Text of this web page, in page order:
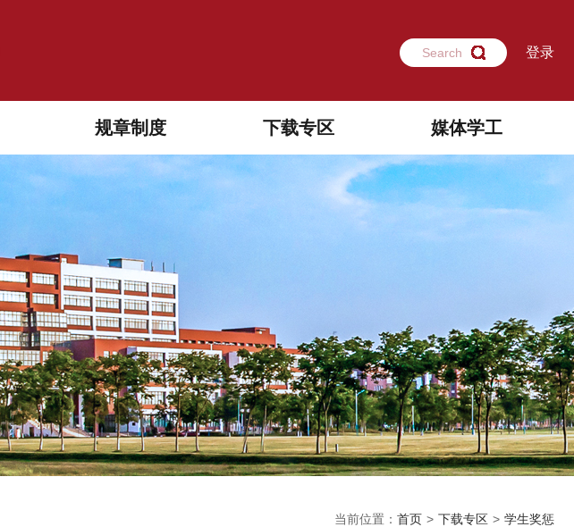
登录
Search
规章制度 下载专区 媒体学工
当前位置： 首页 > 下载专区 > 学生奖惩